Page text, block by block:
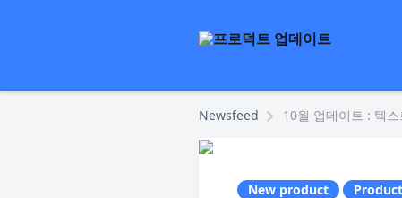
Newsfeed 10월 업데이트 : 텍
New product